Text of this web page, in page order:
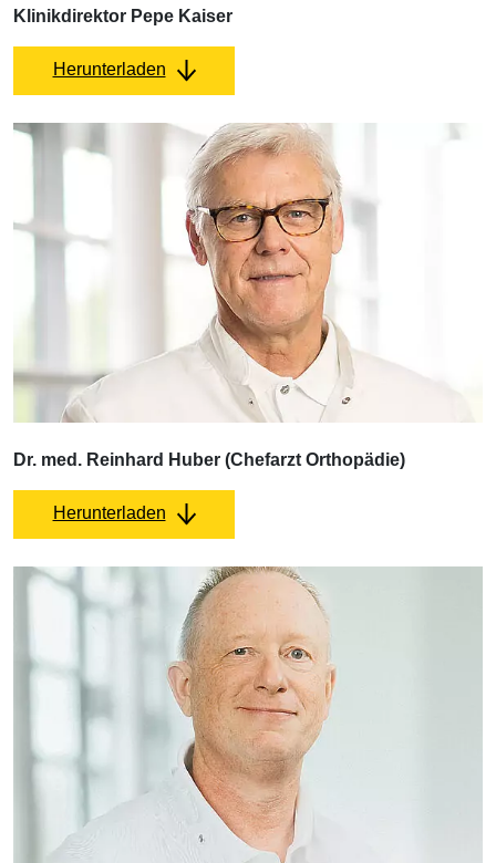
Klinikdirektor Pepe Kaiser
Herunterladen
Dr. med. Reinhard Huber (Chefarzt Orthopädie)
Herunterladen